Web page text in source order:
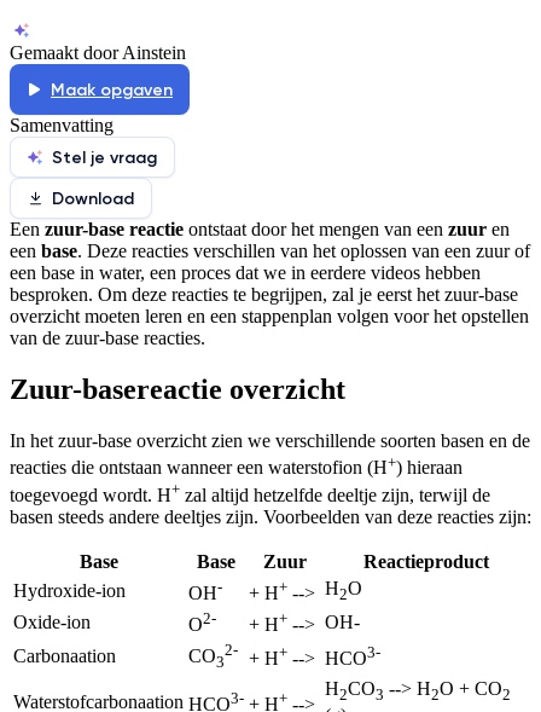
Gemaakt door Ainstein
Maak opgaven
Samenvatting
Stel je vraag
Download
Een zuur-base reactie ontstaat door het mengen van een zuur en
een base. Deze reacties verschillen van het oplossen van een zuur of
een base in water, een proces dat we in eerdere videos hebben
besproken. Om deze reacties te begrijpen, zal je eerst het zuur-base
overzicht moeten leren en een stappenplan volgen voor het opstellen
van de zuur-base reacties.
Zuur-basereactie overzicht
In het zuur-base overzicht zien we verschillende soorten basen en de
reacties die ontstaan wanneer een waterstofion (H+) hieraan
toegevoegd wordt. H+ zal altijd hetzelfde deeltje zijn, terwijl de
basen steeds andere deeltjes zijn. Voorbeelden van deze reacties zijn:
Base Base Zuur
Reactieproduct
Hydroxide-ion
OH- + H+ --> H2O
Oxide-ion
O2- + H+ --> OH-
Carbonaation
CO3
2- + H+ --> HCO3-
Waterstofcarbonaation HCO3- + H+ -->
H2CO3 --> H2O + CO2